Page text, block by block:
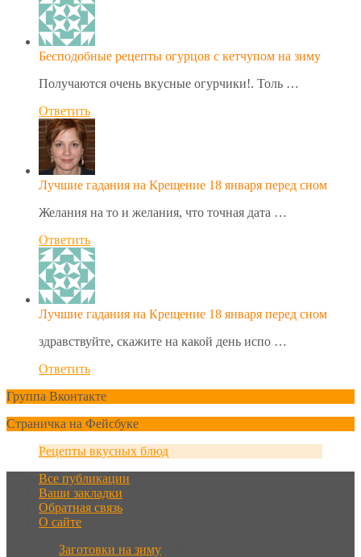
Бесподобные рецепты огурцов с кетчупом на зиму
Получаются очень вкусные огурчики!. Толь …
Ответить
Лучшие гадания на Крещение 18 января перед сном
Желания на то и желания, что точная дата …
Ответить
Лучшие гадания на Крещение 18 января перед сном
здравствуйте, скажите на какой день испо …
Ответить
Группа Вконтакте
Страничка на Фейсбуке
Рецепты вкусных блюд
Все публикации
Ваши закладки
Обратная связь
О сайте
Заготовки на зиму